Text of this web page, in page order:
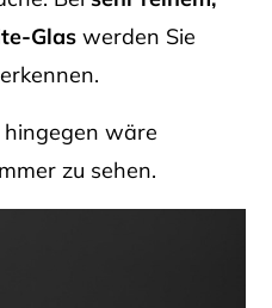
Glas werden Sie
erkennen.
hingegen wäre
zu sehen.